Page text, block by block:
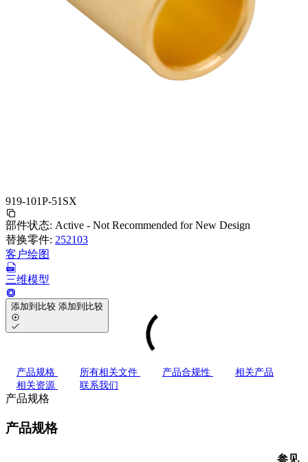
919-101P-51SX
部件状态: Active - Not Recommended for New Design
替换零件: 252103
客户绘图
三维模型
添加到比较 添加到比较
产品规格 所有相关文件 产品合规性
相关产品
相关资源
联系我们
产品规格
产品规格
参见